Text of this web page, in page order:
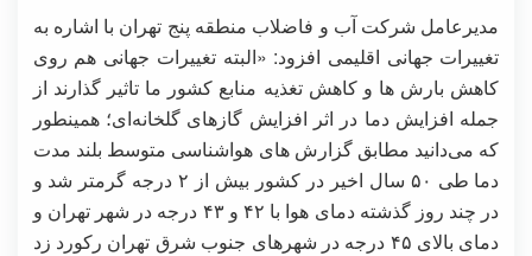
مدیرعامل شرکت آب و فاضلاب منطقه پنج تهران با اشاره به
تغییرات جهانی اقلیمی افزود: «البته تغییرات جهانی هم روی
کاهش بارش ها و کاهش تغذیه منابع کشور ما تاثیر گذارند از
جمله افزایش دما در اثر افزایش گازهای گلخانه‌ای؛ همینطور
که می‌دانید مطابق گزارش های هواشناسی متوسط بلند مدت
دما طی ۵۰ سال اخیر در کشور بیش از ۲ درجه گرمتر شد و
در چند روز گذشته دمای هوا با ۴۲ و ۴۳ درجه در شهر تهران و
دمای بالای ۴۵ درجه در شهرهای جنوب شرق تهران رکورد زد